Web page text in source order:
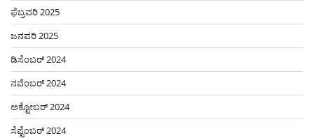
ಫೆಬ್ರವರಿ 2025
ಜನವರಿ 2025
ಡಿಸೆಂಬರ್ 2024
ನವೆಂಬರ್ 2024
ಅಕ್ಟೋಬರ್ 2024
ಸೆಪ್ಟೆಂಬರ್ 2024